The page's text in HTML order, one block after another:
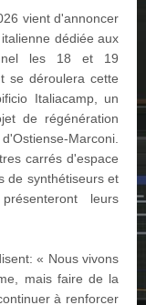
vient d'annoncer
dédiée aux
les 18 et 19
se déroulera cette
Italiacamp, un
de régénération
Marconi.
carrés d'espace
de synthétiseurs et
leurs
« Nous vivons
mais faire de la
à renforcer